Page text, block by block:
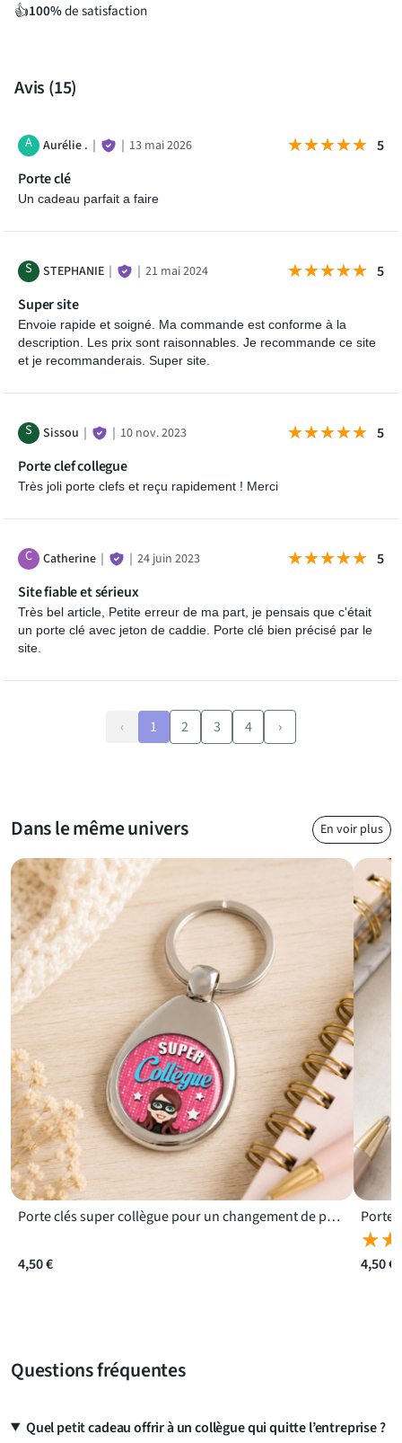
l’acheter pour placer le trousseau de clé de votre entreprise et
montrer à tous que vous êtes également une super collègue
Questions fréquentes
👍100%de satisfaction
Avis (15)
A Aurélie . ｜ ｜ 13 mai 2026 ★★★★★
★★★★★ 5
Porte clé
Un cadeau parfait a faire
S STEPHANIE ｜ ｜ 21 mai 2024 ★★★★★
★★★★★ 5
Super site
Envoie rapide et soigné. Ma commande est conforme à la
description. Les prix sont raisonnables. Je recommande ce site
et je recommanderais. Super site.
S Sissou ｜ ｜ 10 nov. 2023 ★★★★★
★★★★★ 5
Porte clef collegue
Très joli porte clefs et reçu rapidement ! Merci
C Catherine ｜ ｜ 24 juin 2023 ★★★★★
★★★★★ 5
Site fiable et sérieux
Très bel article, Petite erreur de ma part, je pensais que c'était
un porte clé avec jeton de caddie. Porte clé bien précisé par le
site.
‹ 1 2 3 4 ›
Dans le même univers En voir plus
Porte clés super collègue pour un changement de poste
4,50 € 4,50 €
Questions fréquentes
Quel petit cadeau offrir à un collègue qui quitte l’entreprise ?